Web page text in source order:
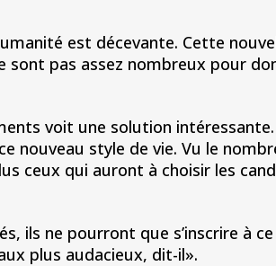
est décevante. Cette
pas assez nombreux pour
voit une solution
nouveau style de vie. Vu le
ceux qui auront à choisir les
ils ne pourront que s’inscrire à
plus audacieux, dit-il».